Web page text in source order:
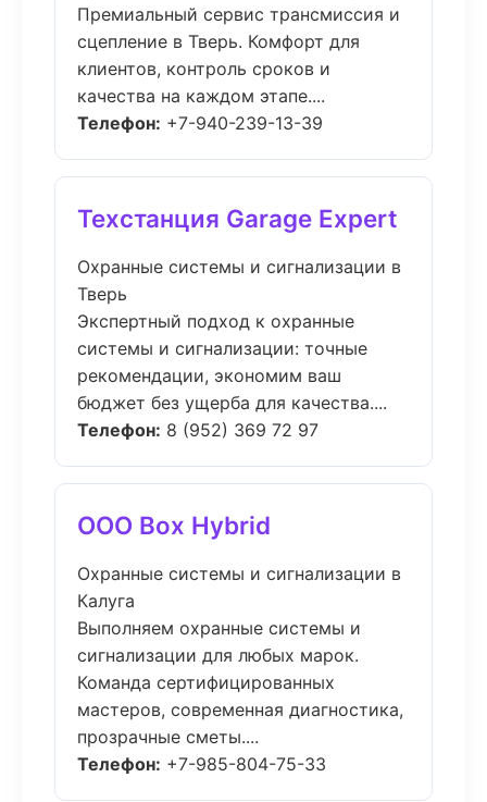
Премиальный сервис трансмиссия и
сцепление в Тверь. Комфорт для
клиентов, контроль сроков и
качества на каждом этапе....
Телефон: +7-940-239-13-39
Техстанция Garage Expert
Охранные системы и сигнализации в
Тверь
Экспертный подход к охранные
системы и сигнализации: точные
рекомендации, экономим ваш
бюджет без ущерба для качества....
Телефон: 8 (952) 369 72 97
ООО Box Hybrid
Охранные системы и сигнализации в
Калуга
Выполняем охранные системы и
сигнализации для любых марок.
Команда сертифицированных
мастеров, современная диагностика,
прозрачные сметы....
Телефон: +7-985-804-75-33